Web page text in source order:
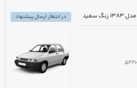
در انتظار ارسال پیشنهاد